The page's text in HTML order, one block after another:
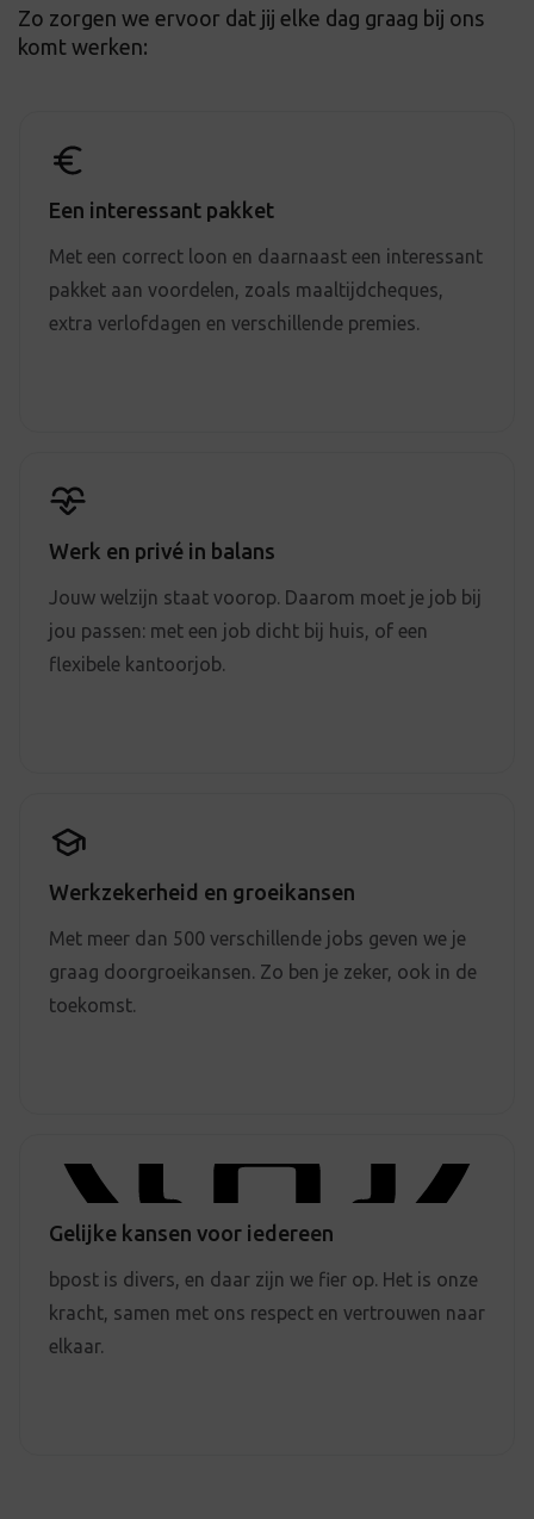
Zo zorgen we ervoor dat jij elke dag graag bij ons
komt werken:
Een interessant pakket
Met een correct loon en daarnaast een interessant
pakket aan voordelen, zoals maaltijdcheques,
extra verlofdagen en verschillende premies.
Werk en privé in balans
Jouw welzijn staat voorop. Daarom moet je job bij
jou passen: met een job dicht bij huis, of een
flexibele kantoorjob.
Werkzekerheid en groeikansen
Met meer dan 500 verschillende jobs geven we je
graag doorgroeikansen. Zo ben je zeker, ook in de
toekomst.
Gelijke kansen voor iedereen
bpost is divers, en daar zijn we fier op. Het is onze
kracht, samen met ons respect en vertrouwen naar
elkaar.